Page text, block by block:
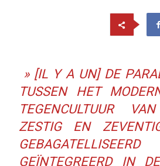
» [IL Y A UN] DE
TUSSEN HET
TEGENCULTUUR
ZESTIG EN
GEÏNTEGREERD IN